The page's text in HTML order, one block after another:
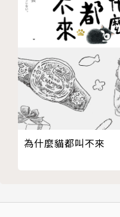
為什麼貓都叫不來